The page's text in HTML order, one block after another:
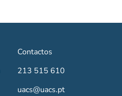
Contactos
213 515 610
uacs@uacs.pt